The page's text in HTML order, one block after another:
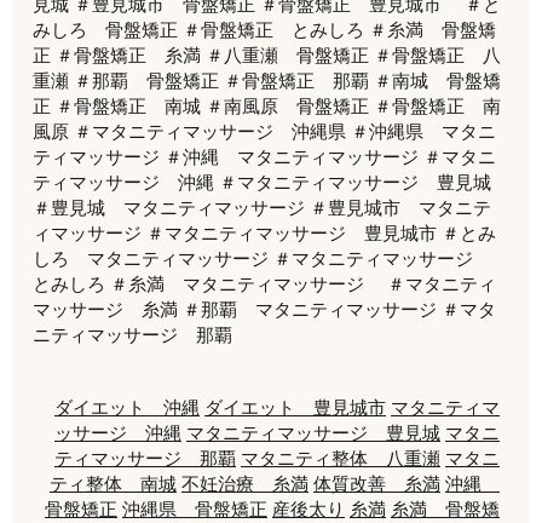
見城 ＃豊見城市 骨盤矯正 ＃骨盤矯正 豊見城市 ＃と
みしろ 骨盤矯正 ＃骨盤矯正 とみしろ ＃糸満 骨盤矯
正 ＃骨盤矯正 糸満 ＃八重瀬 骨盤矯正 ＃骨盤矯正 八
重瀬 ＃那覇 骨盤矯正 ＃骨盤矯正 那覇 ＃南城 骨盤矯
正 ＃骨盤矯正 南城 ＃南風原 骨盤矯正 ＃骨盤矯正 南
風原 ＃マタニティマッサージ 沖縄県 ＃沖縄県 マタニ
ティマッサージ ＃沖縄 マタニティマッサージ ＃マタニ
ティマッサージ 沖縄 ＃マタニティマッサージ 豊見城
＃豊見城 マタニティマッサージ ＃豊見城市 マタニテ
ィマッサージ ＃マタニティマッサージ 豊見城市 ＃とみ
しろ マタニティマッサージ ＃マタニティマッサージ
とみしろ ＃糸満 マタニティマッサージ ＃マタニティ
マッサージ 糸満 ＃那覇 マタニティマッサージ ＃マタ
ニティマッサージ 那覇
ダイエット 沖縄 ダイエット 豊見城市 マタニティマ
ッサージ 沖縄 マタニティマッサージ 豊見城 マタニ
ティマッサージ 那覇 マタニティ整体 八重瀬 マタニ
ティ整体 南城 不妊治療 糸満 体質改善 糸満 沖縄
骨盤矯正 沖縄県 骨盤矯正 産後太り 糸満 糸満 骨盤矯